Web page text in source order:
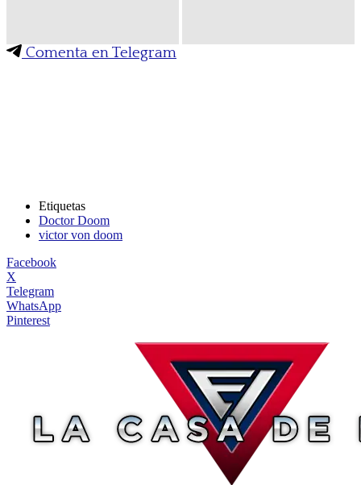
Comenta en Telegram
Etiquetas
Doctor Doom
victor von doom
Facebook
X
Telegram
WhatsApp
Pinterest